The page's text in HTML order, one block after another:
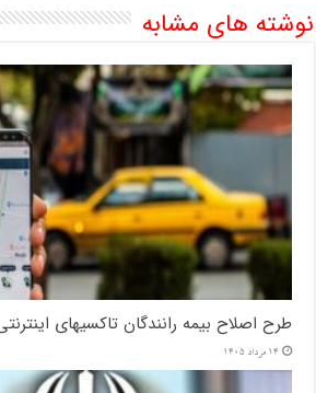
نوشته های مشابه
طرح اصلاح بیمه رانندگان تاکسیهای
14 مرداد 1405